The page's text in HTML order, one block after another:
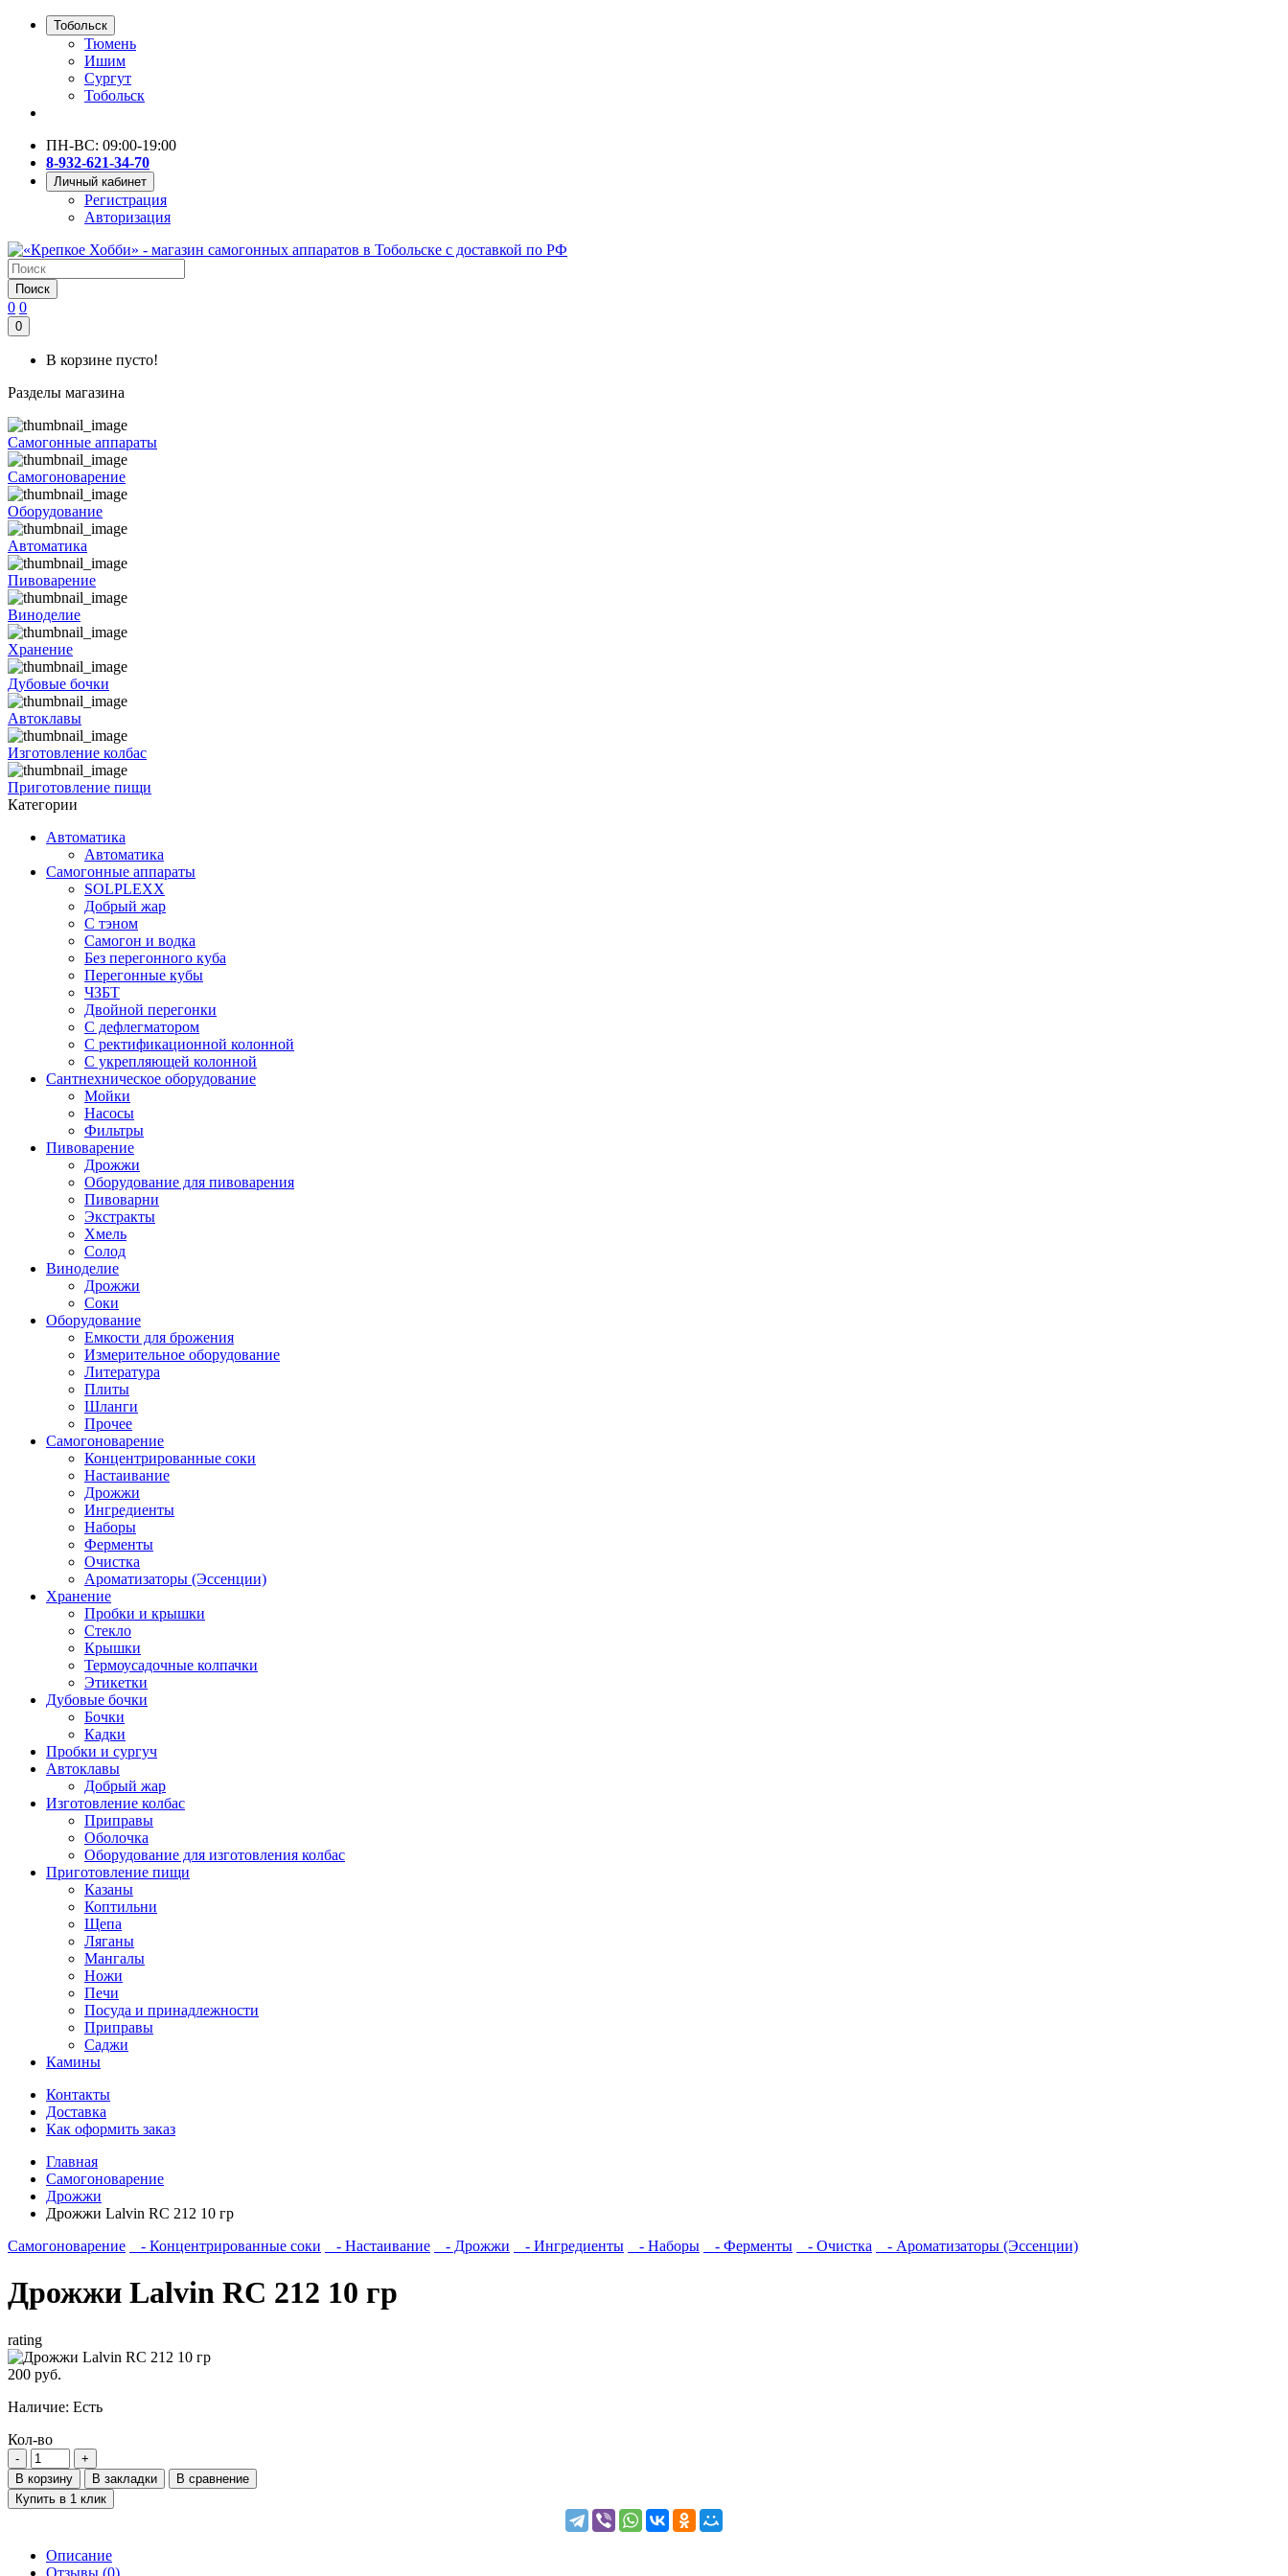
Тобольск
Тюмень
Ишим
Сургут
Тобольск
ПН-ВС: 09:00-19:00
8-932-621-34-70
Личный кабинет
Регистрация
Авторизация
Поиск
0 0
0
В корзине пусто!
Разделы магазина
Самогонные аппараты
Самогоноварение
Оборудование
Автоматика
Пивоварение
Виноделие
Хранение
Дубовые бочки
Автоклавы
Изготовление колбас
Приготовление пищи
Категории
Автоматика
Автоматика
Самогонные аппараты
SOLPLEXX
Добрый жар
С тэном
Самогон и водка
Без перегонного куба
Перегонные кубы
ЧЗБТ
Двойной перегонки
С дефлегматором
С ректификационной колонной
С укрепляющей колонной
Сантнехническое оборудование
Мойки
Насосы
Фильтры
Пивоварение
Дрожжи
Оборудование для пивоварения
Пивоварни
Экстракты
Хмель
Солод
Виноделие
Дрожжи
Соки
Оборудование
Емкости для брожения
Измерительное оборудование
Литература
Плиты
Шланги
Прочее
Самогоноварение
Концентрированные соки
Настаивание
Дрожжи
Ингредиенты
Наборы
Ферменты
Очистка
Ароматизаторы (Эссенции)
Хранение
Пробки и крышки
Стекло
Крышки
Термоусадочные колпачки
Этикетки
Дубовые бочки
Бочки
Кадки
Пробки и сургуч
Автоклавы
Добрый жар
Изготовление колбас
Приправы
Оболочка
Оборудование для изготовления колбас
Приготовление пищи
Казаны
Коптильни
Щепа
Ляганы
Мангалы
Ножи
Печи
Посуда и принадлежности
Приправы
Саджи
Камины
Контакты
Доставка
Как оформить заказ
Главная
Самогоноварение
Дрожжи
Дрожжи Lalvin RC 212 10 гр
Самогоноварение
- Концентрированные соки - Настаивание - Дрожжи - Ингредиенты - Наборы - Ферменты - Очистка - Ароматизаторы (Эссенции)
Дрожжи Lalvin RC 212 10 гр
rating
200 руб.
Наличие: Есть
Кол-во
В корзину В закладки
В сравнение
Купить в 1 клик
Описание
Отзывы (0)